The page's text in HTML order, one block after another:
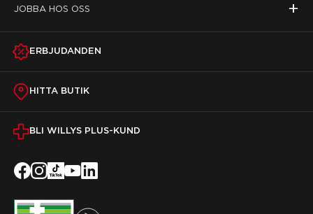
JOBBA HOS OSS +
ERBJUDANDEN
HITTA BUTIK
BLI WILLYS PLUS-KUND